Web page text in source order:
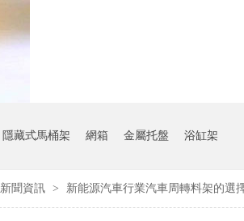
隱藏式馬桶架 網箱 金屬托盤 浴缸架
新聞資訊 > 新能源汽車行業汽車周轉料架的選